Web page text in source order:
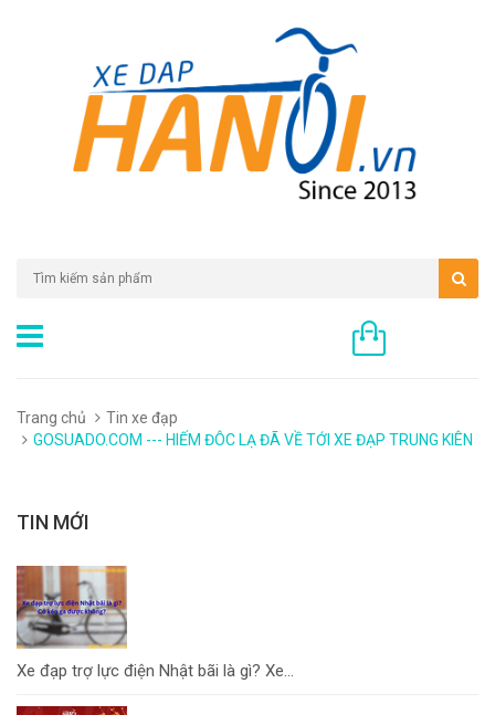
Trang chủ
Tin xe đạp
GOSUADO.COM --- HIẾM ĐÔC LẠ ĐÃ VỀ TỚI XE ĐẠP TRUNG KIÊN
TIN MỚI
Xe đạp trợ lực điện Nhật bãi là gì? Xe...